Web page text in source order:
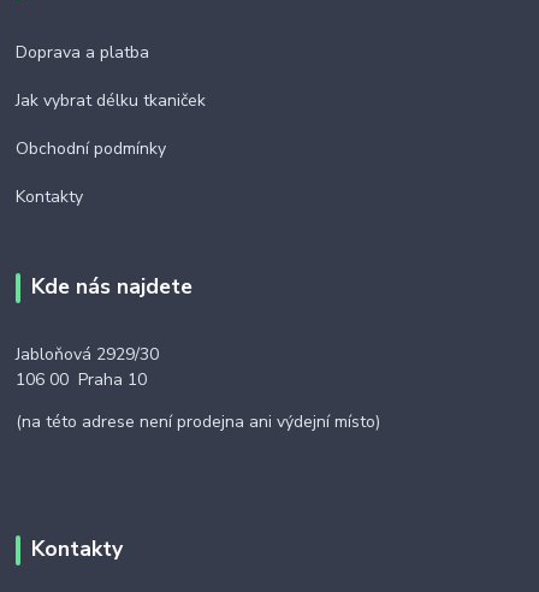
Doprava a platba
Jak vybrat délku tkaniček
Obchodní podmínky
Kontakty
Kde nás najdete
Jabloňová 2929/30
106 00 Praha 10
(na této adrese není prodejna ani výdejní místo)
Kontakty